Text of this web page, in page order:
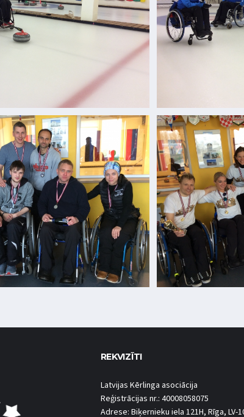
REKVIZĪTI
Latvijas Kērlinga asociācija
Reģistrācijas nr.: 40008058075
Adrese: Biķernieku iela 121H, Rīga, LV-